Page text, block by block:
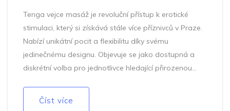
Tenga vejce masáž je revoluční přístup k erotické
stimulaci, který si získává stále více příznivců v Praze.
Nabízí unikátní pocit a flexibilitu díky svému
jedinečnému designu. Objevuje se jako dostupná a
diskrétní volba pro jednotlivce hledající přirozenou
tento produkt stal tak populárním a jak může změnit
Číst více